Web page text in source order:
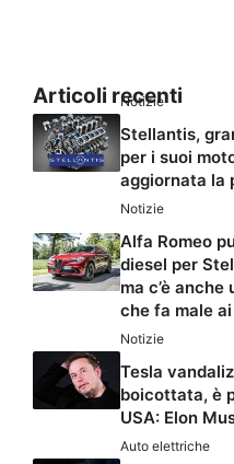
Articoli recenti
Notizie
Stellantis,
per i suoi
aggiornata la
Notizie
Alfa Romeo
diesel per
ma c’è anche
che fa male
Notizie
Tesla
boicottata, è
USA: Elon
Auto elettriche